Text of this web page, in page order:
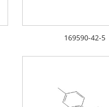
169590-42-5